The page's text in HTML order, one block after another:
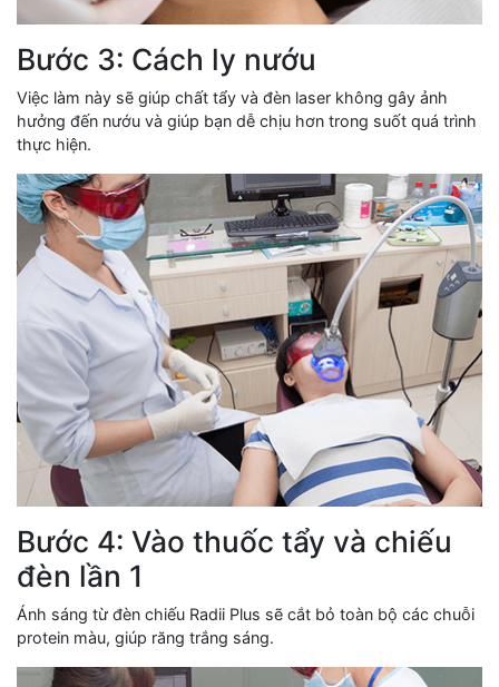
Bước 3: Cách ly nướu
Việc làm này sẽ giúp chất tẩy và đèn laser không gây ảnh
hưởng đến nướu và giúp bạn dễ chịu hơn trong suốt quá trình
thực hiện.
Bước 4: Vào thuốc tẩy và chiếu
đèn lần 1
Ánh sáng từ đèn chiếu Radii Plus sẽ cắt bỏ toàn bộ các chuỗi
protein màu, giúp răng trắng sáng.